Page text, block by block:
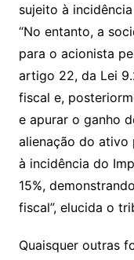
sujeito à
“No entanto, a
para o acionista
artigo 22, da Lei
fiscal e,
e apurar o ganho
alienação do ativo
à incidência do
15%,
fiscal”, elucida o
Quaisquer outras